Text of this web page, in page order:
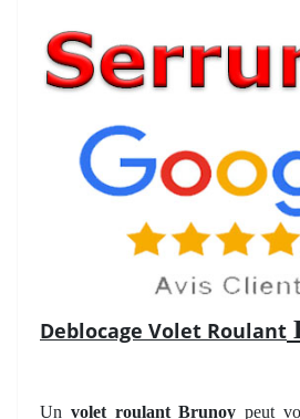
Deblocage Volet Roulant
Un volet roulant Brunoy peut